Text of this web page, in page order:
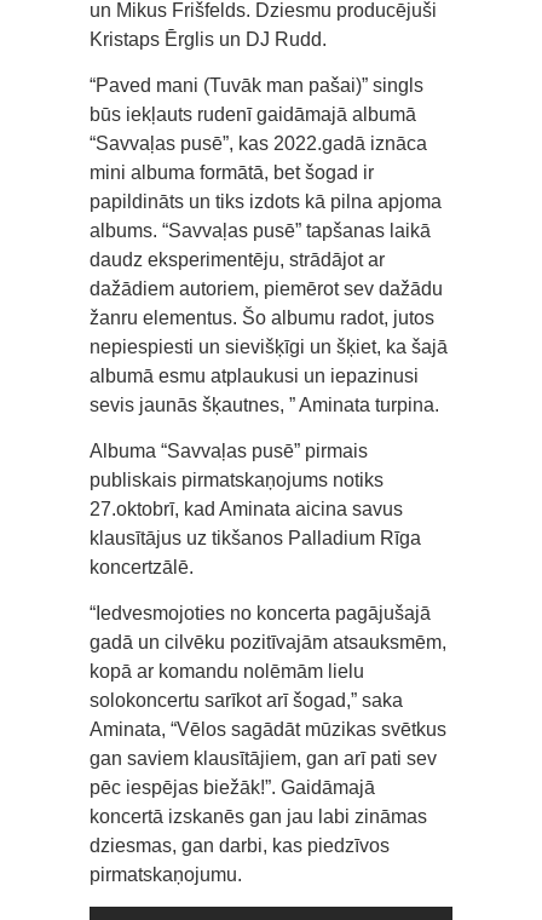
un Mikus Frišfelds. Dziesmu producējuši
Kristaps Ērglis un DJ Rudd.
“Paved mani (Tuvāk man pašai)” singls
būs iekļauts rudenī gaidāmajā albumā
“Savvaļas pusē”, kas 2022.gadā iznāca
mini albuma formātā, bet šogad ir
papildināts un tiks izdots kā pilna apjoma
albums. “Savvaļas pusē” tapšanas laikā
daudz eksperimentēju, strādājot ar
dažādiem autoriem, piemērot sev dažādu
žanru elementus. Šo albumu radot, jutos
nepiespiesti un sievišķīgi un šķiet, ka šajā
albumā esmu atplaukusi un iepazinusi
sevis jaunās šķautnes, ” Aminata turpina.
Albuma “Savvaļas pusē” pirmais
publiskais pirmatskaņojums notiks
27.oktobrī, kad Aminata aicina savus
klausītājus uz tikšanos Palladium Rīga
koncertzālē.
“Iedvesmojoties no koncerta pagājušajā
gadā un cilvēku pozitīvajām atsauksmēm,
kopā ar komandu nolēmām lielu
solokoncertu sarīkot arī šogad,” saka
Aminata, “Vēlos sagādāt mūzikas svētkus
gan saviem klausītājiem, gan arī pati sev
pēc iespējas biežāk!”. Gaidāmajā
koncertā izskanēs gan jau labi zināmas
dziesmas, gan darbi, kas piedzīvos
pirmatskaņojumu.